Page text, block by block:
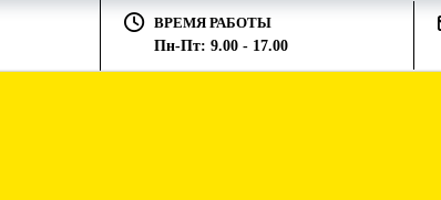
ВРЕМЯ РАБОТЫ
Пн-Пт: 9.00 - 17.00